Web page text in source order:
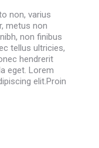
non, varius
metus non
non finibus
tellus ultricies,
hendrerit
eget. Lorem
elit.Proin